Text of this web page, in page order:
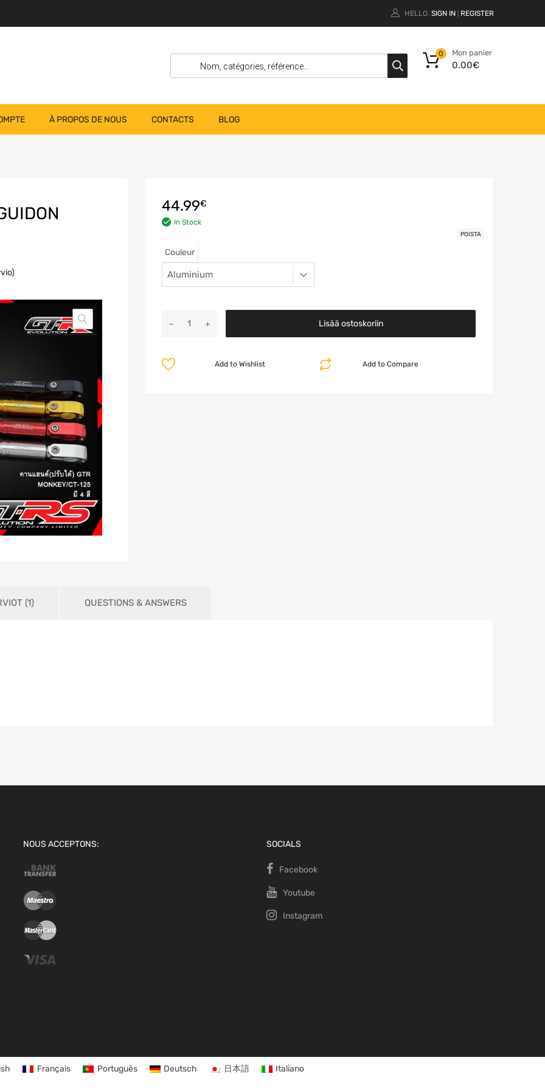
HELLO. SIGN IN REGISTER
Mon panier
0.00€
0
À PROPOS DE NOUS CONTACTS BLOG
44.99€
In Stock
Couleur
POISTA
Lisää ostoskoriin
Add to Compare
Add to Wishlist
(1) QUESTIONS & ANSWERS
NOUS ACCEPTONS: SOCIALS
Facebook
Youtube
Instagram
Français Português Deutsch 日本語 Italiano